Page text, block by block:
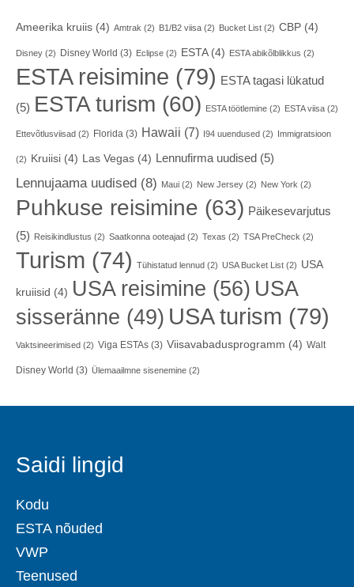
Ameerika kruiis (4) Amtrak (2) B1/B2 viisa (2) Bucket List (2) CBP (4)
Disney (2) Disney World (3) Eclipse (2) ESTA(4) ESTA abikõlblikkus (2)
ESTA reisimine (79) ESTA tagasi lükatud
(5) ESTA turism (60) ESTA töötlemine (2) ESTA viisa (2)
Ettevõtlusviisad (2) Florida (3) Hawaii (7) I94 uuendused (2) Immigratsioon
(2) Kruiisi (4) Las Vegas (4) Lennufirma uudised (5)
Lennujaama uudised (8) Maui (2) New Jersey (2) New York (2)
Puhkuse reisimine (63) Päikesevarjutus
(5)
Reisikindlustus (2) Saatkonna ooteajad (2) Texas (2) TSA PreCheck (2)
Turism (74) Tühistatud lennud (2) USA Bucket List (2) USA
kruiisid (4) USA reisimine (56) USA
sisseränne (49) USA turism (79)
Vaktsineerimised (2) Viga ESTAs (3) Viisavabadusprogramm (4) Walt
Disney World (3) Ülemaailmne sisenemine (2)
Saidi lingid
Kodu
ESTA nõuded
VWP
Teenused